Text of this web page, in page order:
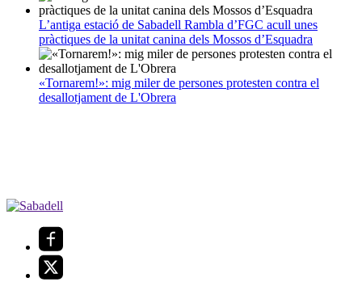
L’antiga estació de Sabadell Rambla d’FGC acull unes
pràctiques de la unitat canina dels Mossos d’Esquadra
«Tornarem!»: mig miler de persones protesten contra el
desallotjament de L'Obrera